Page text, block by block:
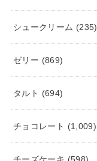
シュークリーム (235)
ゼリー (869)
タルト (694)
チョコレート (1,009)